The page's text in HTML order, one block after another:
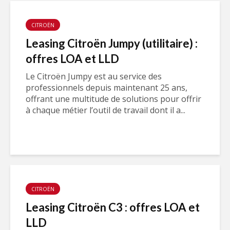
CITROËN
Leasing Citroën Jumpy (utilitaire) :
offres LOA et LLD
Le Citroën Jumpy est au service des
professionnels depuis maintenant 25 ans,
offrant une multitude de solutions pour offrir
à chaque métier l’outil de travail dont il a...
CITROËN
Leasing Citroën C3 : offres LOA et
LLD